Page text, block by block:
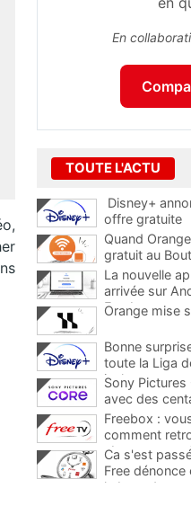
En
TOUTE L'ACTU
Disney+
offre gratuite
Quand
gratuit au
La nouvelle
arrivée sur
Freebox,
Orange mise
Bonne
toute la Liga
inclus
Sony
avec des
Freebox :
comment
abonnements
Ca s'est
Free
le bout de